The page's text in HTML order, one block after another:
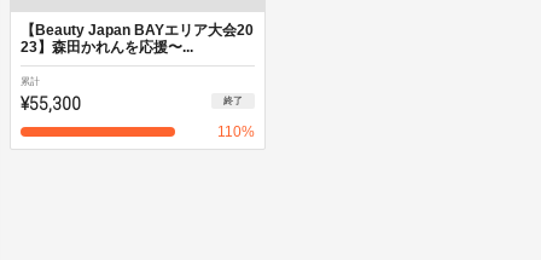
【Beauty Japan BAYエリア大会20
23】森田かれんを応援〜...
累計
¥55,300 終了
110%